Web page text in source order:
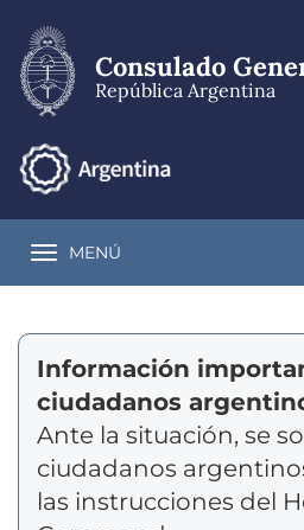
contenido
principal
Consulado
República Argentina
Toggle navigation
MENÚ
Información
ciudadanos
Ante la situación, se
ciudadanos
las instrucciones del